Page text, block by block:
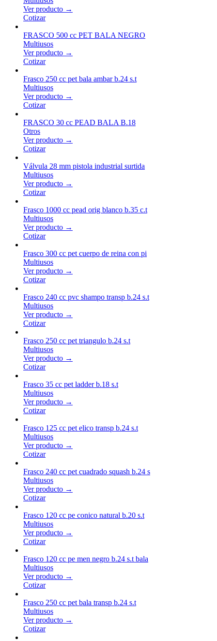
Ver producto →
Cotizar
FRASCO 500 cc PET BALA NEGRO
Multiusos
Ver producto →
Cotizar
Frasco 250 cc pet bala ambar b.24 s.t
Multiusos
Ver producto →
Cotizar
FRASCO 30 cc PEAD BALA B.18
Otros
Ver producto →
Cotizar
Válvula 28 mm pistola industrial surtida
Multiusos
Ver producto →
Cotizar
Frasco 1000 cc pead orig blanco b.35 c.t
Multiusos
Ver producto →
Cotizar
Frasco 300 cc pet cuerpo de reina con pi
Multiusos
Ver producto →
Cotizar
Frasco 240 cc pvc shampo transp b.24 s.t
Multiusos
Ver producto →
Cotizar
Frasco 250 cc pet triangulo b.24 s.t
Multiusos
Ver producto →
Cotizar
Frasco 35 cc pet ladder b.18 s.t
Multiusos
Ver producto →
Cotizar
Frasco 125 cc pet elico transp b.24 s.t
Multiusos
Ver producto →
Cotizar
Frasco 240 cc pet cuadrado squash b.24 s
Multiusos
Ver producto →
Cotizar
Frasco 120 cc pe conico natural b.20 s.t
Multiusos
Ver producto →
Cotizar
Frasco 120 cc pe men negro b.24 s.t bala
Multiusos
Ver producto →
Cotizar
Frasco 250 cc pet bala transp b.24 s.t
Multiusos
Ver producto →
Cotizar